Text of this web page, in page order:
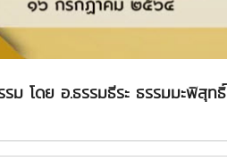
ม โดย อ.ธรรมธีระ ธรรมมะพิสุทธิ์